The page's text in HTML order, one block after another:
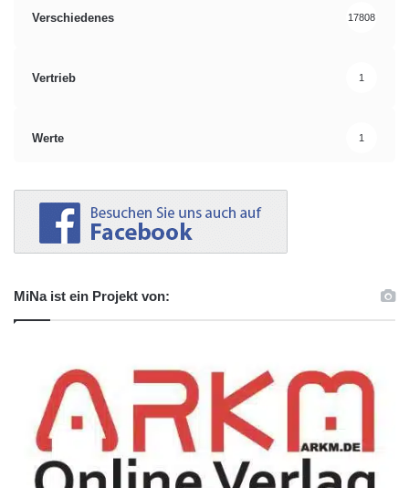
Verschiedenes 17808
Vertrieb 1
Werte 1
MiNa ist ein Projekt von: